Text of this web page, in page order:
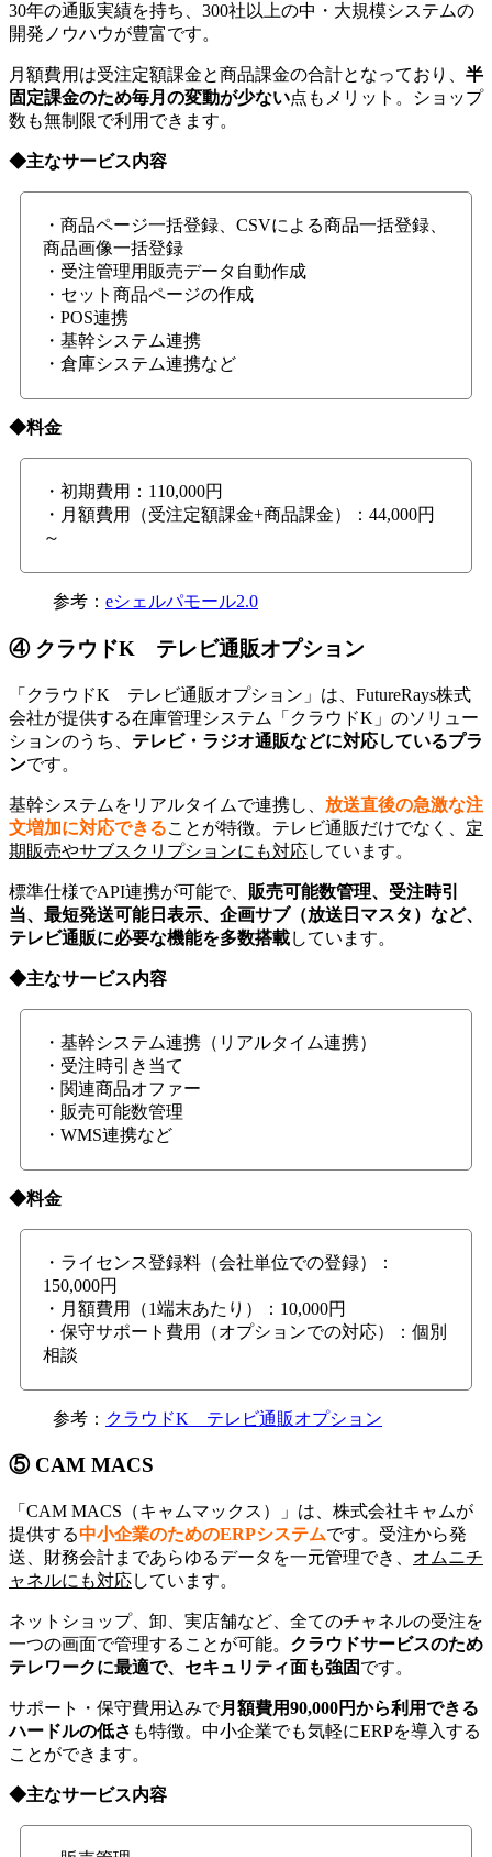
30年の通販実績を持ち、300社以上の中・大規模システムの
開発ノウハウが豊富です。
月額費用は受注定額課金と商品課金の合計となっており、 半
固定課金のため毎月の変動が少ない点もメリット。ショップ
数も無制限で利用できます。
◆主なサービス内容
・商品ページ一括登録、CSVによる商品一括登録、
商品画像一括登録
・受注管理用販売データ自動作成
・セット商品ページの作成
・POS連携
・基幹システム連携
・倉庫システム連携など
◆料金
・初期費用：110,000円
・月額費用（受注定額課金+商品課金）：44,000円
～
参考： eシェルパモール2.0
④ クラウドK テレビ通販オプション
「クラウドK テレビ通販オプション」は、FutureRays株式
会社が提供する在庫管理システム「クラウドK」のソリュー
ションのうち、 テレビ・ラジオ通販などに対応しているプラ
ンです。
基幹システムをリアルタイムで連携し、 放送直後の急激な注
文増加に対応できることが特徴。テレビ通販だけでなく、 定
期販売やサブスクリプションにも対応しています。
標準仕様でAPI連携が可能で、 販売可能数管理、受注時引
当、最短発送可能日表示、企画サブ（放送日マスタ）など、
テレビ通販に必要な機能を多数搭載しています。
◆主なサービス内容
・基幹システム連携（リアルタイム連携）
・受注時引き当て
・関連商品オファー
・販売可能数管理
・WMS連携など
◆料金
・ライセンス登録料（会社単位での登録）：
150,000円
・月額費用（1端末あたり）：10,000円
・保守サポート費用（オプションでの対応）：個別
相談
参考： クラウドK テレビ通販オプション
⑤ CAM MACS
「CAM MACS（キャムマックス）」は、株式会社キャムが
提供する中小企業のためのERPシステムです。受注から発
送、財務会計まであらゆるデータを一元管理でき、 オムニチ
ャネルにも対応しています。
ネットショップ、卸、実店舗など、全てのチャネルの受注を
一つの画面で管理することが可能。 クラウドサービスのため
テレワークに最適で、セキュリティ面も強固です。
サポート・保守費用込みで月額費用90,000円から利用できる
ハードルの低さ も特徴。中小企業でも気軽にERPを導入する
ことができます。
◆主なサービス内容